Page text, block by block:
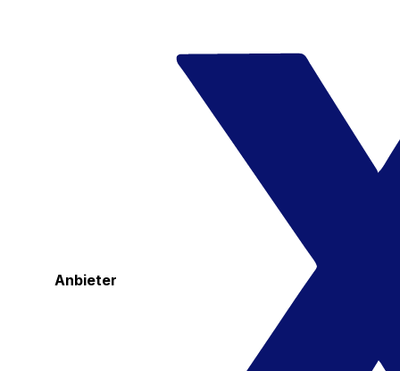
Anbieter